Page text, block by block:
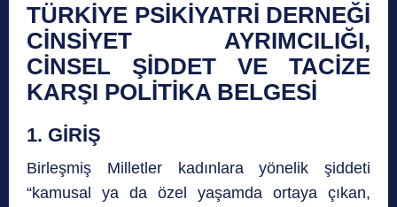
TÜRKİYE PSİKİYATRİ DERNEĞİ
CİNSİYET AYRIMCILIĞI,
CİNSEL ŞİDDET VE TACİZE
KARŞI POLİTİKA BELGESİ
1. GİRİŞ
Birleşmiş Milletler kadınlara yönelik şiddeti
“kamusal ya da özel yaşamda ortaya çıkan,